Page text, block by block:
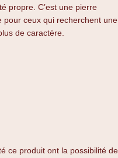
propre. C’est une pierre
pour ceux qui recherchent une
de caractère.
ce produit ont la possibilité de